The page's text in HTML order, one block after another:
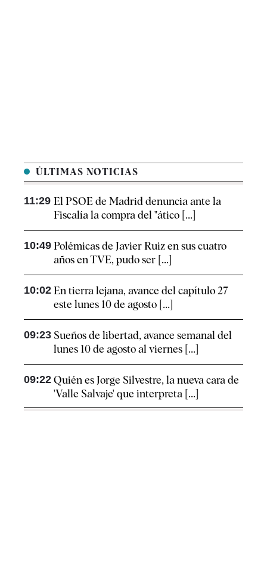
ÚLTIMAS NOTICIAS
11:29 El PSOE de Madrid denuncia ante la
Fiscalía la compra del "ático [...]
10:49 Polémicas de Javier Ruiz en sus cuatro
años en TVE, pudo ser [...]
10:02 En tierra lejana, avance del capítulo 27
este lunes 10 de agosto [...]
09:23 Sueños de libertad, avance semanal del
lunes 10 de agosto al viernes [...]
09:22 Quién es Jorge Silvestre, la nueva cara de
'Valle Salvaje' que interpreta [...]